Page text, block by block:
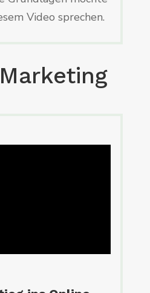
Video sprechen.